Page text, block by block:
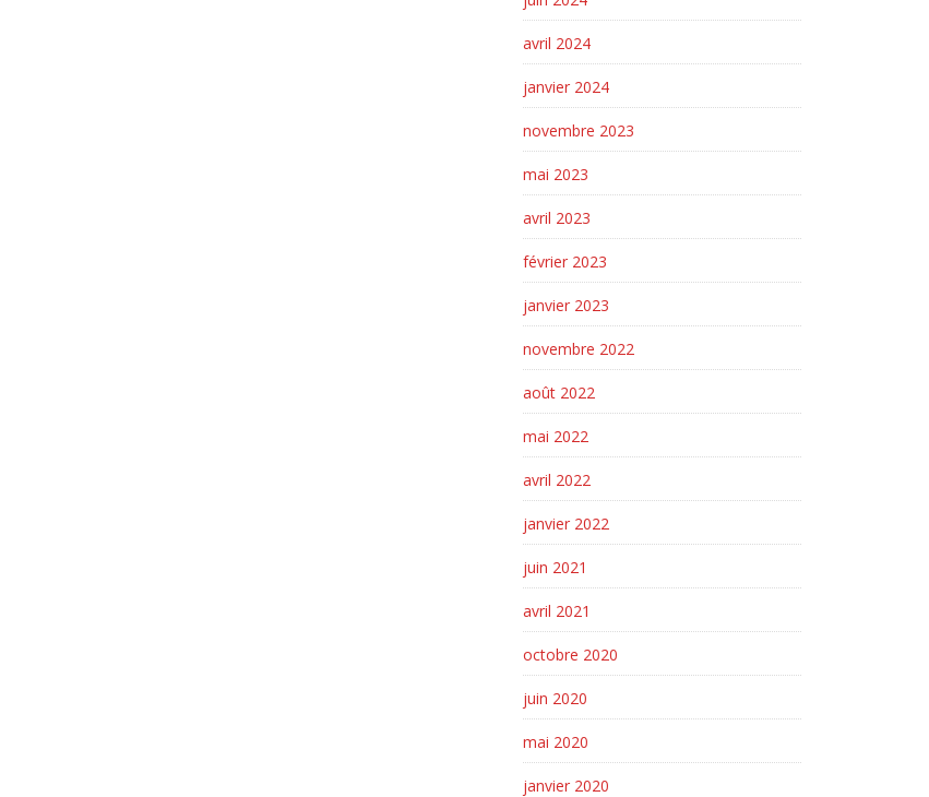
avril 2024
janvier 2024
novembre 2023
mai 2023
avril 2023
février 2023
janvier 2023
novembre 2022
août 2022
mai 2022
avril 2022
janvier 2022
juin 2021
avril 2021
octobre 2020
juin 2020
mai 2020
janvier 2020